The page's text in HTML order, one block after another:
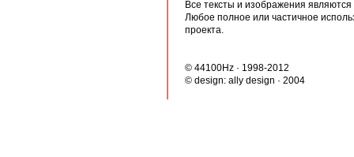
Все тексты и изображения
Любое полное или частичное
проекта.
© 44100Hz · 1998-2012
© design: ally design · 2004